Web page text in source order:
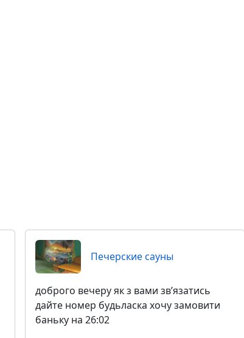
Печерские сауны
доброго вечеру як з вами звʼязатись
дайте номер будьласка хочу замовити
баньку на 26:02